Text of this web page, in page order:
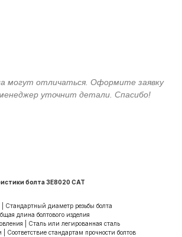
болта 3E8020 CAT
| Стандартный диаметр резьбы болта
длина болтового изделия
| Сталь или легированная сталь
| Соответствие стандартам прочности болтов